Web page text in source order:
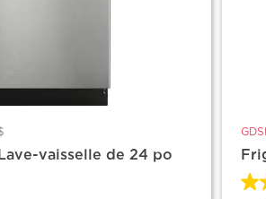
vaisselle de 24 po